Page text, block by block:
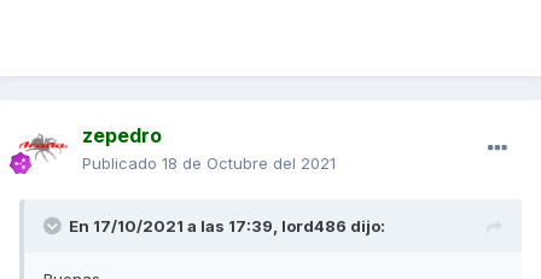
pasa de 7000rpm y 140 costándole llegar
zepedro
Publicado 18 de Octubre del 2021
En 17/10/2021 a las 17:39, lord486 dijo: